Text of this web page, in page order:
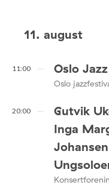
11. august
11:00 Oslo
Oslo
20:00
Gutvik
Inga